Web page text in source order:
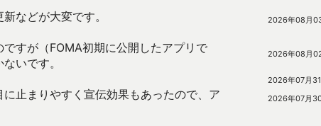
などが大変です。
すが（FOMA初期に公開したアプリで
いです。
止まりやすく宣伝効果もあったので、ア
2026年08月
2026年08月
2026年07月31
2026年07月